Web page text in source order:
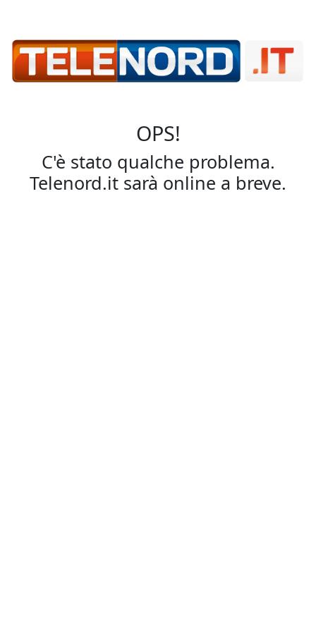
OPS!
C'è stato qualche problema.
Telenord.it sarà online a breve.